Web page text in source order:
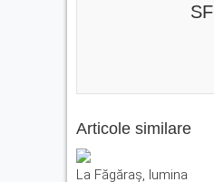
SF
Articole similare
La Făgăraș, lumina